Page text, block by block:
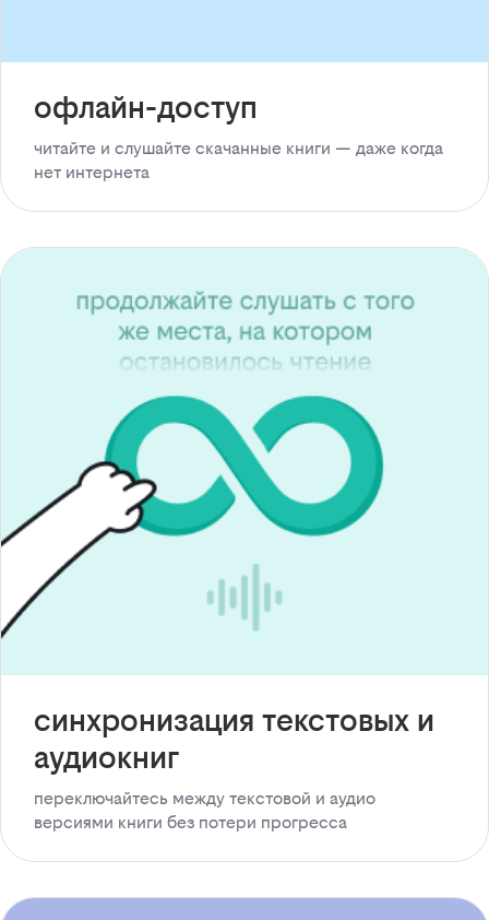
офлайн-доступ
читайте и слушайте скачанные книги — даже когда
нет интернета
синхронизация текстовых и
аудиокниг
переключайтесь между текстовой и аудио
версиями книги без потери прогресса